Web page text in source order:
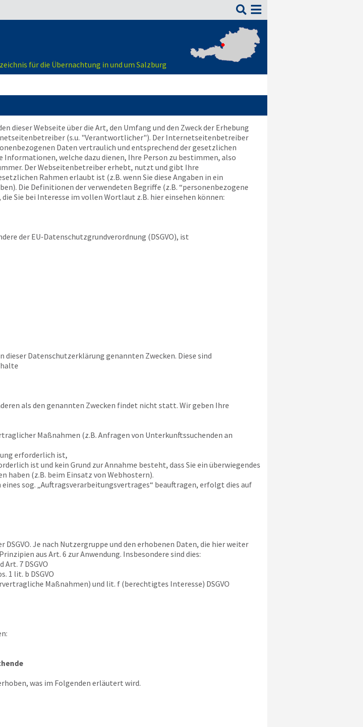

für die Übernachtung in und um Salzburg
dieser Webseite über die Art, den Umfang und den Zweck der Erhebung
(s.u. "Verantwortlicher"). Der Internetseitenbetreiber
Daten vertraulich und entsprechend der gesetzlichen
welche dazu dienen, Ihre Person zu bestimmen, also
Der Webseitenbetreiber erhebt, nutzt und gibt Ihre
Rahmen erlaubt ist (z.B. wenn Sie diese Angaben in ein
Die Definitionen der verwendeten Begriffe (z.B. “personenbezogene
die Sie bei Interesse im vollen Wortlaut z.B. hier einsehen können:
der EU-Datenschutzgrundverordnung (DSGVO), ist
Datenschutzerklärung genannten Zwecken. Diese sind
als den genannten Zwecken findet nicht statt. Wir geben Ihre
Maßnahmen (z.B. Anfragen von Unterkunftssuchenden an
erforderlich ist,
ist und kein Grund zur Annahme besteht, dass Sie ein überwiegendes
haben (z.B. beim Einsatz von Webhostern).
sog. „Auftragsverarbeitungsvertrages“ beauftragen, erfolgt dies auf
Je nach Nutzergruppe und den erhobenen Daten, die hier weiter
aus Art. 6 zur Anwendung. Insbesondere sind dies:
7 DSGVO
1 lit. b DSGVO
Maßnahmen) und lit. f (berechtigtes Interesse) DSGVO
was im Folgenden erläutert wird.